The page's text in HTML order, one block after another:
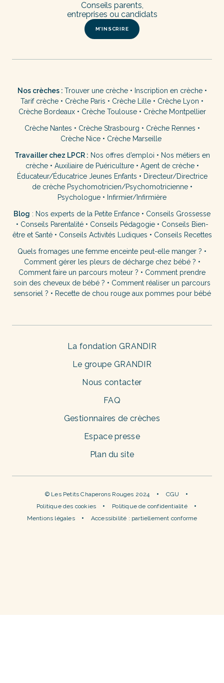
M’INSCRIRE
Conseils parents,
entreprises ou candidats
Nos crèches : Trouver une crèche• Inscription en crèche•
Tarif crèche • Crèche Paris • Crèche Lille • Crèche Lyon •
Crèche Bordeaux• Crèche Toulouse• Crèche Montpellier
Crèche Nantes • Crèche Strasbourg • Crèche Rennes •
Crèche Nice • Crèche Marseille
Travailler chez LPCR : Nos offres d’emploi • Nos métiers en
crèche• Auxiliaire de Puériculture• Agent de crèche•
Éducateur/Éducatrice Jeunes Enfants • Directeur/Directrice
de crèche Psychomotricien/Psychomotricienne•
Psychologue • Infirmier/Infirmière
Blog : Nos experts de la Petite Enfance • Conseils Grossesse
• Conseils Parentalité• Conseils Pédagogie• Conseils Bien-
être et Santé• Conseils Activités Ludiques • Conseils Recettes
Quels fromages une femme enceinte peut-elle manger ? •
Comment gérer les pleurs de décharge chez bébé ? •
Comment faire un parcours moteur ? • Comment prendre
soin des cheveux de bébé ? • Comment réaliser un parcours
sensoriel ? • Recette de chou rouge aux pommes pour bébé
La fondation GRANDIR
Le groupe GRANDIR
Nous contacter
FAQ
Gestionnaires de crèches
Espace presse
Plan du site
© Les Petits Chaperons Rouges 2024
CGU
Politique des cookies
Politique de confidentialité
Mentions légales
Accessibilité : partiellement conforme